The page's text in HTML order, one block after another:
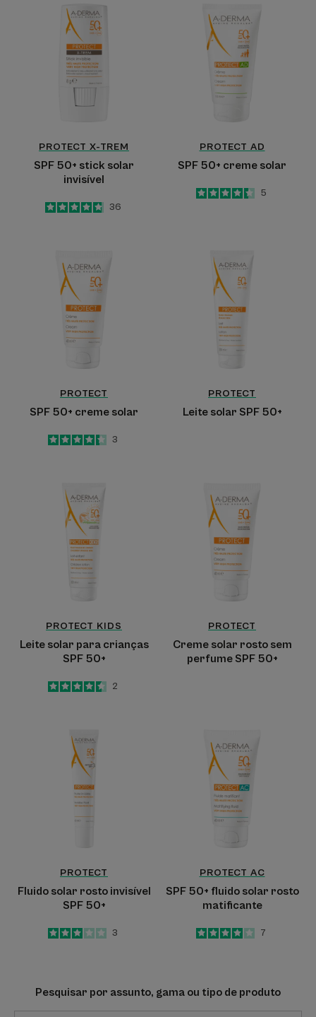
50+
stick
solar
invisível
PROTECT X-TREM
SPF 50+ stick solar
invisível
4.8
/
5
36
50+
creme
solar
PROTECT AD
SPF 50+ creme solar
4.4
/5
5
50+
creme
solar
PROTECT
SPF 50+ creme solar
4.3
/
5
3
solar
SPF
PROTECT
Leite solar SPF 50+
solar
para
crianças
SPF
50+
PROTECT KIDS
Leite solar para crianças
SPF 50+
4.5
/5
2
solar
rosto
sem
perfume
SPF
50+
PROTECT
Creme solar rosto sem
perfume SPF 50+
solar
rosto
invisível
SPF
50+
PROTECT
Fluido solar rosto invisível
SPF 50+
3
/
5
3
50+
fluido
solar
rosto
matificante
PROTECT AC
SPF 50+ fluido solar rosto
matificante
4
/5
7
Pesquisar por assunto, gama ou tipo de produto